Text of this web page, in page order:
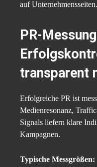
auf Unternehmensseiten.
PR-
transparent
Erfolgreiche PR ist
Medienresonanz,
Signals liefern klare
Kampagnen.
Typische Messgrößen: